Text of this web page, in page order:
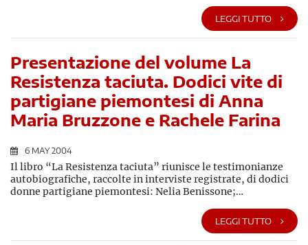
LEGGI TUTTO
Presentazione del volume La
Resistenza taciuta. Dodici vite di
partigiane piemontesi di Anna
Maria Bruzzone e Rachele Farina
6 MAY 2004
Il libro “La Resistenza taciuta” riunisce le testimonianze
autobiografiche, raccolte in interviste registrate, di dodici
donne partigiane piemontesi: Nelia Benissone;…
LEGGI TUTTO